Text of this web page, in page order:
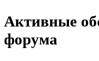
Активные
форума